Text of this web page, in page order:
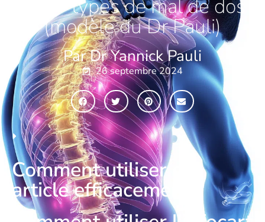
Les 7 types de mal de dos
(modèle du Dr Pauli)
Par Dr Yannick Pauli
26 septembre 2024
Comment utiliser cet
article efficacement ?